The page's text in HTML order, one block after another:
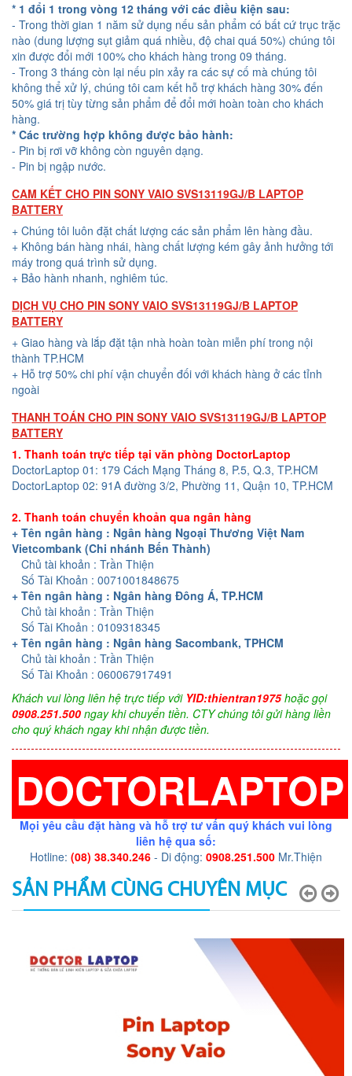
* 1 đổi 1 trong vòng 12 tháng với các điều kiện sau:
- Trong thời gian 1 năm sử dụng nếu sản phẩm có bất cứ trục trặc
nào (dung lượng sụt giảm quá nhiều, độ chai quá 50%) chúng tôi
xin được đổi mới 100% cho khách hàng trong 09 tháng.
- Trong 3 tháng còn lại nếu pin xảy ra các sự cố mà chúng tôi
không thể xử lý, chúng tôi cam kết hỗ trợ khách hàng 30% đến
50% giá trị tùy từng sản phẩm để đổi mới hoàn toàn cho khách
hàng.
* Các trường hợp không được bảo hành:
- Pin bị rơi vỡ không còn nguyên dạng.
- Pin bị ngập nước.
CAM KẾT CHO PIN SONY VAIO SVS13119GJ/B LAPTOP
BATTERY
+ Chúng tôi luôn đặt chất lượng các sản phẩm lên hàng đầu.
+ Không bán hàng nhái, hàng chất lượng kém gây ảnh hưởng tới
máy trong quá trình sử dụng.
+ Bảo hành nhanh, nghiêm túc.
DỊCH VỤ CHO PIN SONY VAIO SVS13119GJ/B LAPTOP
BATTERY
+ Giao hàng và lắp đặt tận nhà hoàn toàn miễn phí trong nội
thành TP.HCM
+ Hỗ trợ 50% chi phí vận chuyển đối với khách hàng ở các tỉnh
ngoài
THANH TOÁN CHO PIN SONY VAIO SVS13119GJ/B LAPTOP
BATTERY
1. Thanh toán trực tiếp tại văn phòng DoctorLaptop
DoctorLaptop 01: 179 Cách Mạng Tháng 8, P.5, Q.3, TP.HCM
DoctorLaptop 02: 91A đường 3/2, Phường 11, Quận 10, TP.HCM
2. Thanh toán chuyển khoản qua ngân hàng
+ Tên ngân hàng : Ngân hàng Ngoại Thương Việt Nam
Vietcombank (Chi nhánh Bến Thành)
Chủ tài khoản : Trần Thiện
Số Tài Khoản : 0071001848675
+ Tên ngân hàng : Ngân hàng Đông Á, TP.HCM
Chủ tài khoản : Trần Thiện
Số Tài Khoản : 0109318345
+ Tên ngân hàng : Ngân hàng Sacombank, TPHCM
Chủ tài khoản : Trần Thiện
Số Tài Khoản : 060067917491
Khách vui lòng liên hệ trực tiếp với YID:thientran1975hoặc gọi
0908.251.500 ngay khi chuyển tiền. CTY chúng tôi gửi hàng liền
cho quý khách ngay khi nhận được tiền.
DOCTORLAPTOP
Mọi yêu cầu đặt hàng và hỗ trợ tư vấn quý khách vui lòng
liên hệ qua số:
Hotline: (08) 38.340.246 - Di động: 0908.251.500 Mr.Thiện
SẢN PHẨM CÙNG CHUYÊN MỤC